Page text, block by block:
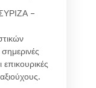
–
επικουρικές